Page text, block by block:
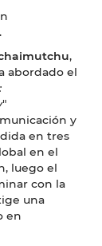
,
abordado el
"
y
en tres
en el
luego el
con la
una
en